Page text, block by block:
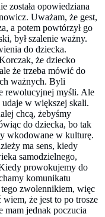
została opowiedziana
Uważam, że gest,
a potem powtórzył go
był szalenie ważny.
do dziecka.
że dziecko
że trzeba mówić do
ważnych. Byli
rewolucyjnej myśli. Ale
w większej skali.
chcą, żebyśmy
do dziecka, bo tak
wkodowane w kulturę.
ma sens, kiedy
samodzielnego,
prowokujemy do
komunikatu
zwolennikiem, więc
że jest to po trosze
jednak poczucia